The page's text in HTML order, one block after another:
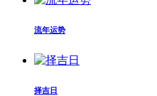
流年运势
择吉日